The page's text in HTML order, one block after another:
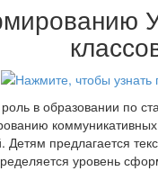
в образовании по
Детям предлагается
уровень